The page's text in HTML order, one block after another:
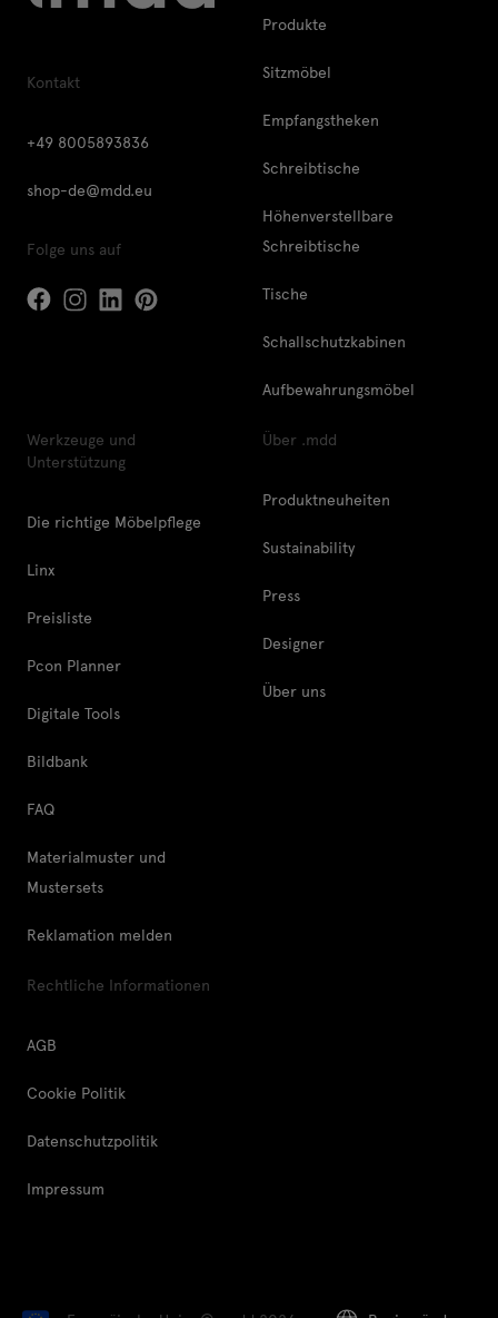
Kontakt
+49 8005893836
shop-de@mdd.eu
Folge uns auf
Produkte
Sitzmöbel
Empfangstheken
Schreibtische
Höhenverstellbare
Schreibtische
Tische
Schallschutzkabinen
Aufbewahrungsmöbel
Werkzeuge und
Unterstützung
Die richtige Möbelpflege
Linx
Preisliste
Pcon Planner
Digitale Tools
Bildbank
FAQ
Materialmuster und
Mustersets
Reklamation melden
Über .mdd
Produktneuheiten
Sustainability
Press
Designer
Über uns
Rechtliche Informationen
AGB
Cookie Politik
Datenschutzpolitik
Impressum